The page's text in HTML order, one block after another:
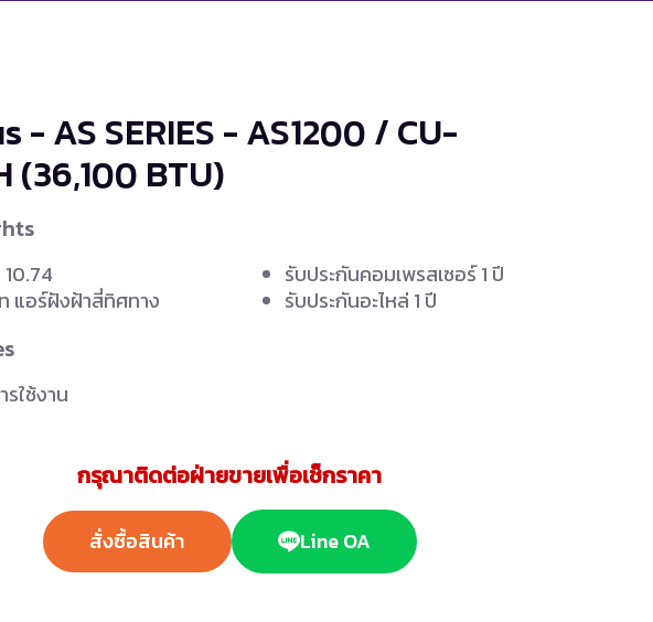
- AS SERIES - AS1200 / CU-
(36,100 BTU)
10.74
แอร์ฝังฝ้าสี่ทิศทาง
รับประกันคอมเพรสเซอร์ 1 ปี
รับประกันอะไหล่ 1 ปี
ใช้งาน
กรุณาติดต่อฝ่ายขายเพื่อเช็กราคา
สั่งซื้อสินค้า Line OA